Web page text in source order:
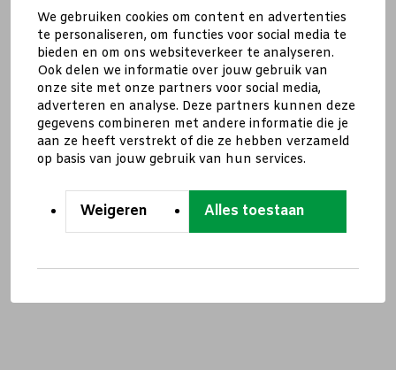
We gebruiken cookies om content en advertenties
te personaliseren, om functies voor social media te
bieden en om ons websiteverkeer te analyseren.
Ook delen we informatie over jouw gebruik van
onze site met onze partners voor social media,
adverteren en analyse. Deze partners kunnen deze
gegevens combineren met andere informatie die je
aan ze heeft verstrekt of die ze hebben verzameld
op basis van jouw gebruik van hun services.
Weigeren Alles toestaan